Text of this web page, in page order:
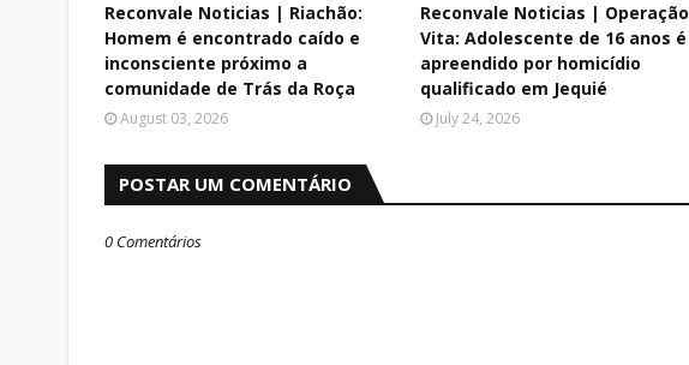
Reconvale Noticias | Riachão:
Homem é encontrado caído e
inconsciente próximo a
comunidade de Trás da Roça
August 03, 2026
Reconvale Noticias | Operação
Vita: Adolescente de 16 anos é
apreendido por homicídio
qualificado em Jequié
July 24, 2026
POSTAR UM COMENTÁRIO
0 Comentários